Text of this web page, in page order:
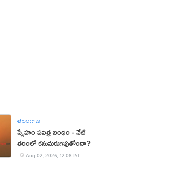
తెలంగాణ
స్నేహం పవిత్ర బంధం - నేటి
తరంలో కనుమరుగవుతోందా?
Aug 02, 2026, 12:08 IST